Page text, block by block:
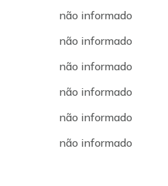
não informado
não informado
não informado
não informado
não informado
não informado